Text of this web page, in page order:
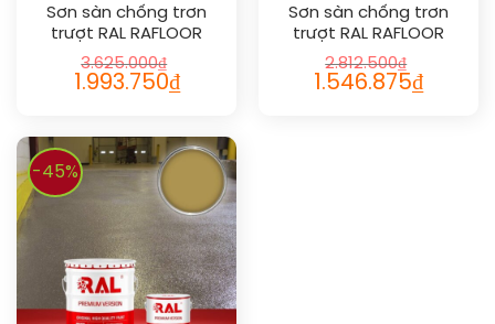
Sơn sàn chống trơn
trượt RAL RAFLOOR
ANTI-SLIP 1033
3.625.000₫
1.993.750₫
Sơn sàn chống trơn
trượt RAL RAFLOOR
ANTI-SLIP 1011
2.812.500₫
1.546.875₫
-45%